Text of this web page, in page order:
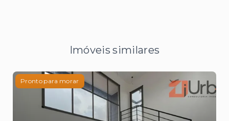
Imóveis similares
Pronto para morar